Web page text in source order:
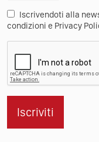
Iscrivendoti alla
condizioni e Privacy
Iscriviti